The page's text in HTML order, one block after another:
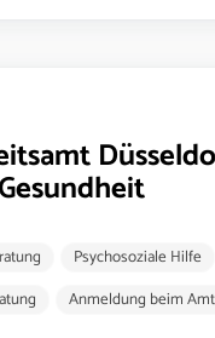
Psychosoziale Hilfe
Anmeldung beim